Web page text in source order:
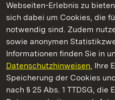
Webseiten-Erlebnis zu
sich dabei um Cookies, die
notwendig sind. Zudem
sowie anonymen
Informationen finden Sie in
Datenschutzhinweisen. Ihre
Speicherung der Cookies
nach § 25 Abs. 1 TTDSG,
Kommen. Staunen.
Staatliche Schlösser und Gärten
Staatliche Schlösser und